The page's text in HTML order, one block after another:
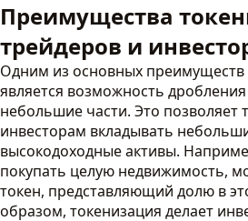
Преимущества
трейдеров и
Одним из основных преимуществ
является возможность
небольшие части. Это позволяет
инвесторам вкладывать
высокодоходные активы.
покупать целую недвижимость,
токен, представляющий долю в
образом, токенизация делает